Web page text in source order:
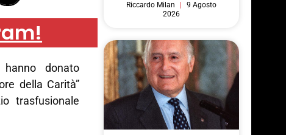
donato
della Carità”
trasfusionale
Riccardo Milan
9 Agosto
2026